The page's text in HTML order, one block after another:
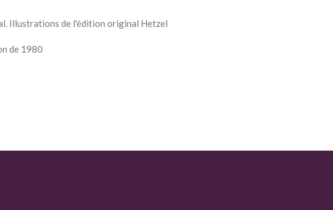
Illustrations de l'édition original Hetzel
de 1980